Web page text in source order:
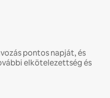
pontos napját, és
elkötelezettség és